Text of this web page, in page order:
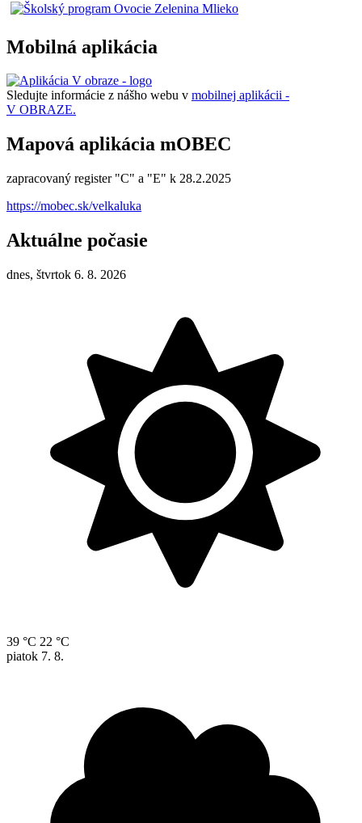
Mobilná aplikácia
Sledujte informácie z nášho webu v mobilnej aplikácii -
V OBRAZE.
Mapová aplikácia mOBEC
zapracovaný register "C" a "E" k 28.2.2025
https://mobec.sk/velkaluka
Aktuálne počasie
dnes, štvrtok 6. 8. 2026
39 °C 22 °C
piatok 7. 8.